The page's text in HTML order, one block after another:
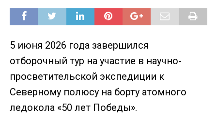
5 июня 2026 года завершился
отборочный тур на участие в научно-
просветительской экспедиции к
Северному полюсу на борту атомного
ледокола «50 лет Победы».